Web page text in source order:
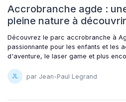
Accrobranche agde :
pleine nature à découvrir
Découvrez le parc accrobranche à
passionnante pour les enfants et les
d'aventure, le laser game et plus
par Jean-Paul Legrand